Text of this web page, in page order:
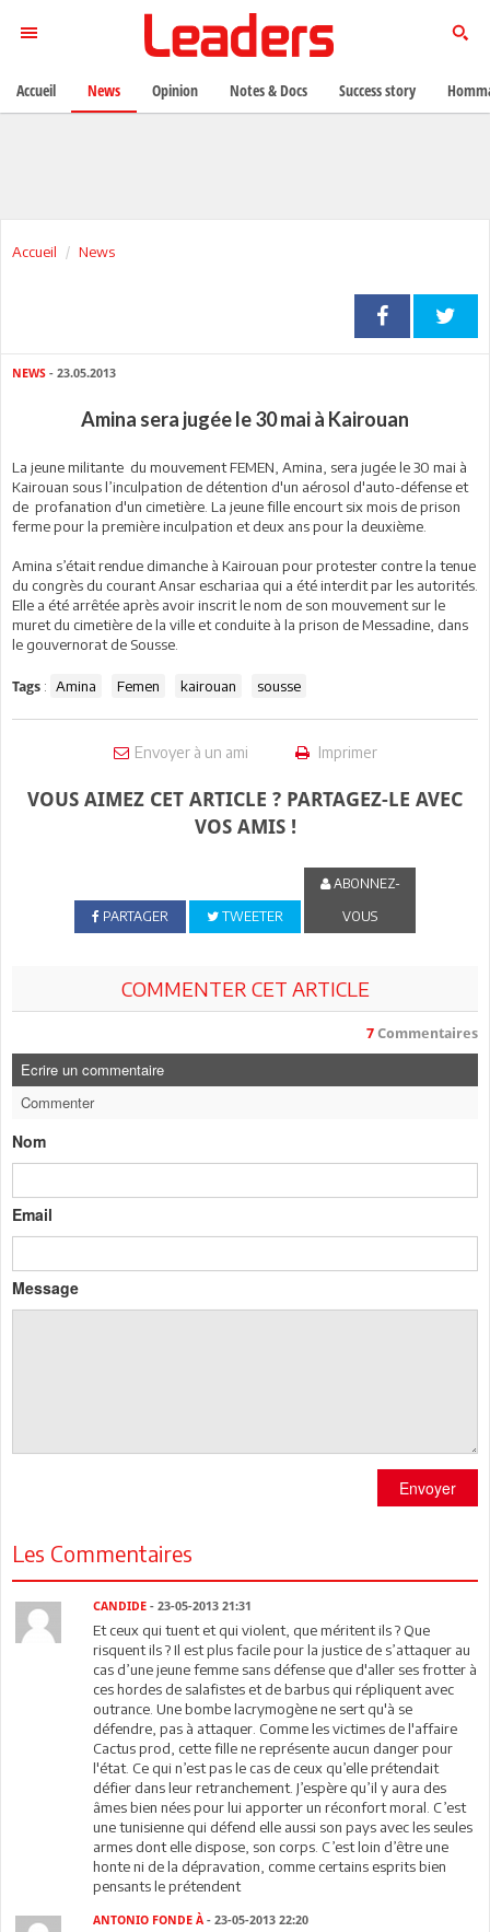
Accueil News
NEWS - 23.05.2013
Amina sera jugée le 30 mai à Kairouan
La jeune militante du mouvement FEMEN, Amina, sera jugée le 30 mai à
Kairouan sous l’inculpation de détention d'un aérosol d'auto-défense et
de profanation d'un cimetière. La jeune fille encourt six mois de prison
ferme pour la première inculpation et deux ans pour la deuxième.
Amina s’était rendue dimanche à Kairouan pour protester contre la tenue
du congrès du courant Ansar eschariaa qui a été interdit par les autorités.
Elle a été arrêtée après avoir inscrit le nom de son mouvement sur le
muret du cimetière de la ville et conduite à la prison de Messadine, dans
le gouvernorat de Sousse.
Tags : Amina Femen kairouan sousse
Envoyer à un ami Imprimer
VOUS AIMEZ CET ARTICLE ? PARTAGEZ-LE AVEC
VOS AMIS !
PARTAGER TWEETER
ABONNEZ-
VOUS
COMMENTER CET ARTICLE
7 Commentaires
Ecrire un commentaire
Commenter
Nom
Email
Message
Envoyer
Les Commentaires
CANDIDE - 23-05-2013 21:31
Et ceux qui tuent et qui violent, que méritent ils ? Que
risquent ils ? Il est plus facile pour la justice de s’attaquer au
cas d’une jeune femme sans défense que d'aller ses frotter à
ces hordes de salafistes et de barbus qui répliquent avec
outrance. Une bombe lacrymogène ne sert qu'à se
défendre, pas à attaquer. Comme les victimes de l'affaire
Cactus prod, cette fille ne représente aucun danger pour
l'état. Ce qui n’est pas le cas de ceux qu’elle prétendait
défier dans leur retranchement. J’espère qu’il y aura des
âmes bien nées pour lui apporter un réconfort moral. C’est
une tunisienne qui défend elle aussi son pays avec les seules
armes dont elle dispose, son corps. C’est loin d’être une
honte ni de la dépravation, comme certains esprits bien
pensants le prétendent
ANTONIO FONDE À - 23-05-2013 22:20
Accueil News Opinion Notes & Docs Success story